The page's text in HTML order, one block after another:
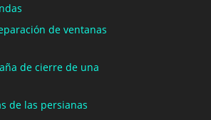
de ventanas
de cierre de una
de las persianas